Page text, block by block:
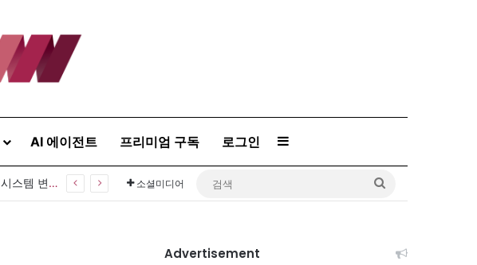
AI 에이전트 프리미엄 구독 로그인 Sidebar
방글라데시 홍역 비상, 5개월 간 어린이 860명 사망 “백신 조달 시스템 변경이 화근” 소셜미디어
Advertisement